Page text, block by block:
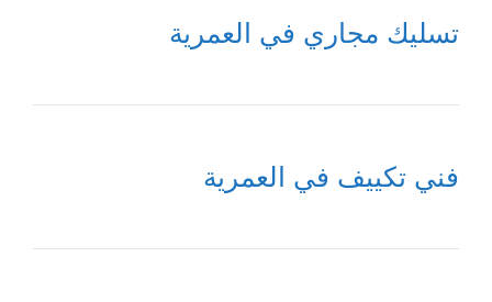
تسليك مجاري في العمرية
فني تكييف في العمرية